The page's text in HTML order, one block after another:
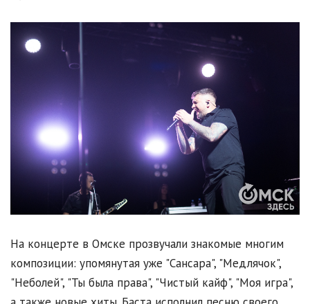
На концерте в Омске прозвучали знакомые многим
композиции: упомянутая уже "Сансара", "Медлячок",
"Неболей", "Ты была права", "Чистый кайф", "Моя игра",